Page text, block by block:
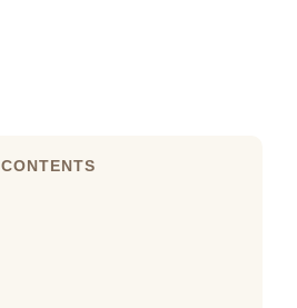
CONTENTS